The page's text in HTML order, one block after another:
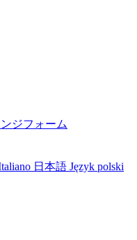
ジフォーム
日本語 Język polski